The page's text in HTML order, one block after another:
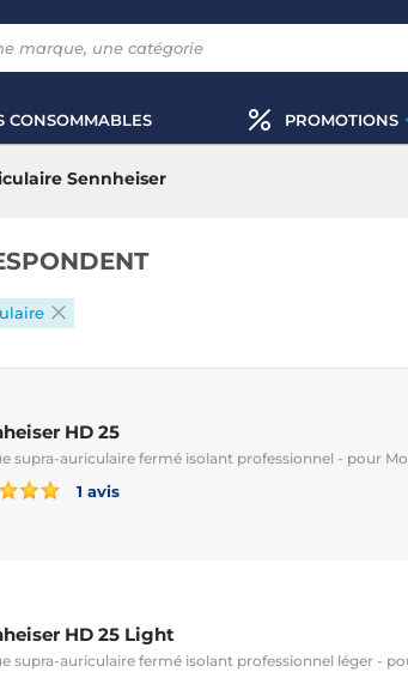
CONSOMMABLES PROMOTIONS
Sennheiser
HD 25
supra-auriculaire fermé isolant professionnel - pour
1 avis
HD 25 Light
supra-auriculaire fermé isolant professionnel léger -